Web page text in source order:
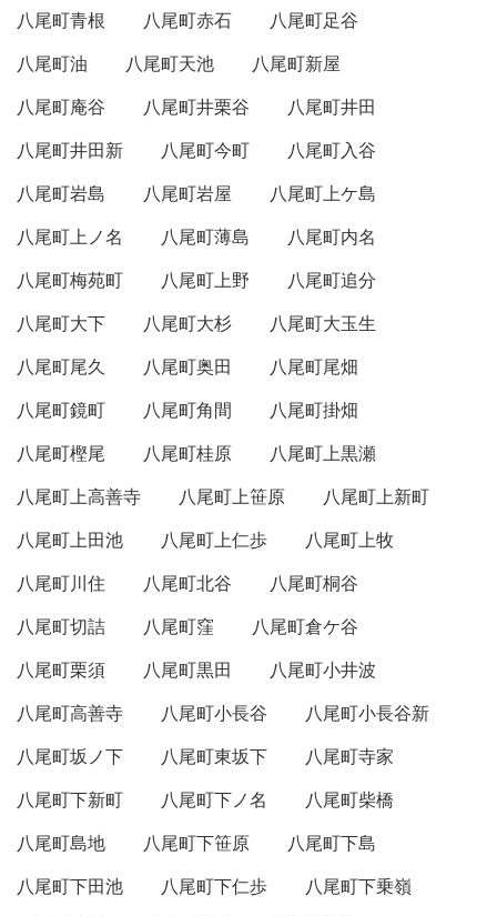
八尾町青根 八尾町赤石
八尾町足谷
八尾町油
八尾町天池
八尾町新屋
八尾町庵谷
八尾町井栗谷
八尾町井田
八尾町井田新
八尾町今町
八尾町入谷
八尾町岩島
八尾町岩屋
八尾町上ケ島
八尾町上ノ名
八尾町薄島
八尾町内名
八尾町梅苑町
八尾町上野
八尾町追分
八尾町大下
八尾町大杉
八尾町大玉生
八尾町尾久
八尾町奥田
八尾町尾畑
八尾町鏡町
八尾町角間
八尾町掛畑
八尾町樫尾
八尾町桂原
八尾町上黒瀬
八尾町上高善寺
八尾町上笹原
八尾町上新町
八尾町上田池
八尾町上仁歩
八尾町上牧
八尾町川住
八尾町北谷
八尾町桐谷
八尾町切詰
八尾町窪
八尾町倉ケ谷
八尾町栗須
八尾町黒田
八尾町小井波
八尾町高善寺
八尾町小長谷
八尾町小長谷新
八尾町坂ノ下
八尾町東坂下
八尾町寺家
八尾町下新町
八尾町下ノ名
八尾町柴橋
八尾町島地
八尾町下笹原
八尾町下島
八尾町下田池
八尾町下仁歩
八尾町下乗嶺